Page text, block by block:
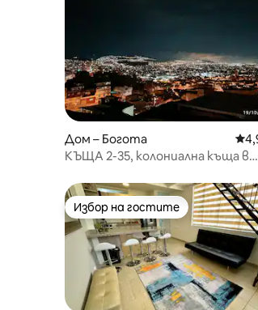
Дом – Богота
КЪЩА 2-35, колониална къща в
Избор на гостите
Избор на гостите